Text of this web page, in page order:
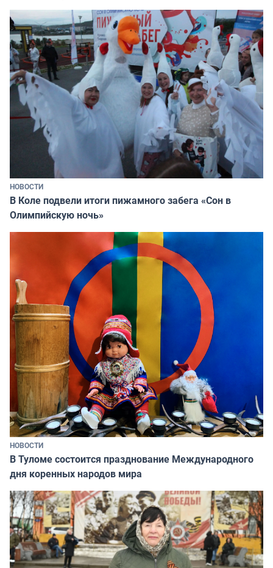
НОВОСТИ
В Коле подвели итоги пижамного забега «Сон в
Олимпийскую ночь»
НОВОСТИ
В Туломе состоится празднование Международного
дня коренных народов мира